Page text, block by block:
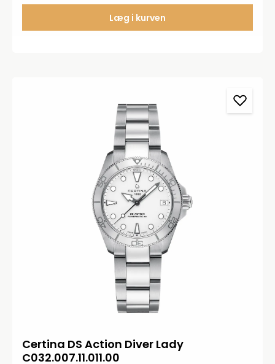
rustfrit stål.Dameuret har en vandtæthed på 10
atm.Urværket er kvarts.Kvarts urværk betyder at uret
er elektronisk og styres af batteri
Læg i kurven
Certina DS Action Diver Lady
C032.007.11.011.00